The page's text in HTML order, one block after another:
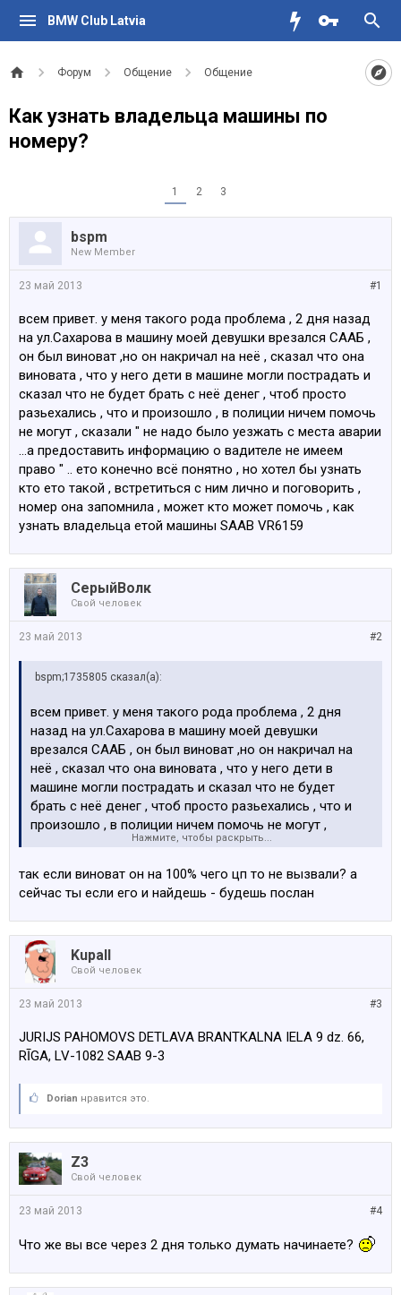
BMW Club Latvia
Форум Общение Общение
Как узнать владельца машины по
номеру?
1 2 3
bspm
New Member
#1
23 май 2013
всем привет. у меня такого рода проблема , 2 дня назад
на ул.Сахарова в машину моей девушки врезался СААБ ,
он был виноват ,но он накричал на неё , сказал что она
виновата , что у него дети в машине могли пострадать и
сказал что не будет брать с неё денег , чтоб просто
разьехались , что и произошло , в полиции ничем помочь
не могут , сказали " не надо было уезжать с места аварии
...а предоставить информацию о вадителе не имеем
право " .. ето конечно всё понятно , но хотел бы узнать
кто ето такой , встретиться с ним лично и поговорить ,
номер она запомнила , может кто может помочь , как
узнать владельца етой машины SAAB VR6159
СерыйВолк
Свой человек
#2
23 май 2013
bspm;1735805 сказал(а):
всем привет. у меня такого рода проблема , 2 дня
назад на ул.Сахарова в машину моей девушки
врезался СААБ , он был виноват ,но он накричал на
неё , сказал что она виновата , что у него дети в
машине могли пострадать и сказал что не будет
брать с неё денег , чтоб просто разьехались , что и
произошло , в полиции ничем помочь не могут ,
сказали " не надо было уезжать с места аварии ...а
право " .. ето конечно всё понятно , но хотел бы узнать
кто ето такой , встретиться с ним лично и поговорить ,
номер она запомнила , может кто может помочь , как
узнать владельца етой машины SAAB VR6159
Нажмите, чтобы раскрыть...
так если виноват он на 100% чего цп то не вызвали? а
сейчас ты если его и найдешь - будешь послан
Kupall
Свой человек
#3
23 май 2013
JURIJS PAHOMOVS DETLAVA BRANTKALNA IELA 9 dz. 66,
RĪGA, LV-1082 SAAB 9-3
Dorian нравится это.
Z3
Свой человек
#4
23 май 2013
Что же вы все через 2 дня только думать начинаете?